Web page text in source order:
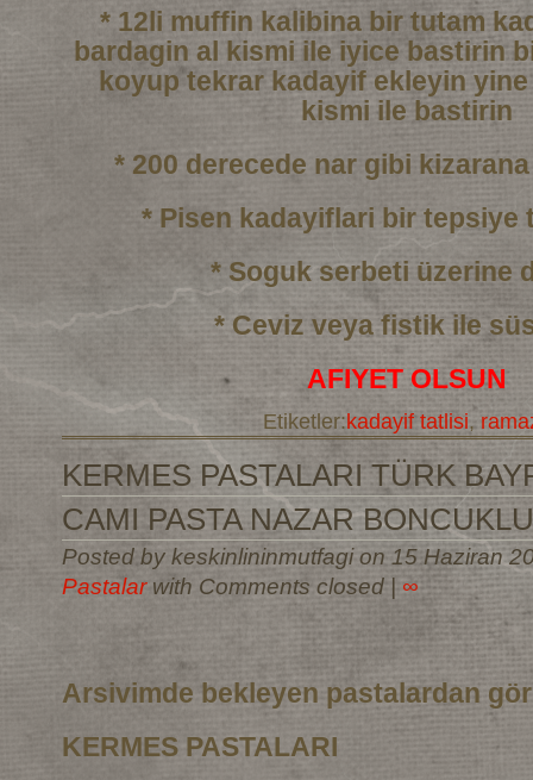
* 12li muffin kalibina bir tutam
bardagin al kismi ile iyice bastirin
koyup tekrar kadayif ekleyin
kismi ile bastirin
* 200 derecede nar gibi
* Pisen kadayiflari bir tepsiye
* Soguk serbeti üzerine
* Ceviz veya fistik ile
AFIYET OLSUN
Etiketler:kadayif tatlisi,
KERMES PASTALARI TÜRK
CAMI PASTA NAZAR
Posted by keskinlininmutfagi on 15 Haziran
Pastalar with Comments closed| ∞
Arsivimde bekleyen pastalardan
KERMES PASTALARI